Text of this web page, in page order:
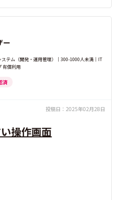
ー
テム（開発・運用管理）｜300-1000人未満｜IT
有償利用
済
投稿日： 2025年02月28日
操作画面